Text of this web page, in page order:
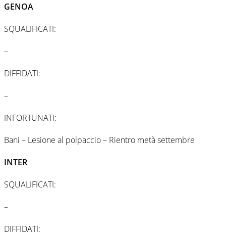
GENOA
SQUALIFICATI:
–
DIFFIDATI:
–
INFORTUNATI:
Bani – Lesione al polpaccio – Rientro metà settembre
INTER
SQUALIFICATI:
–
DIFFIDATI: